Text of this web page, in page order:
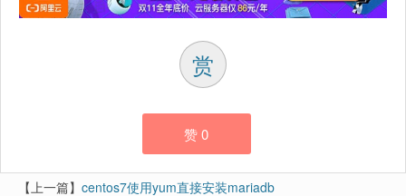
赏
赞0
【上一篇】 centos7使用yum直接安装mariadb